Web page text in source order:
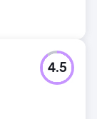
4.5